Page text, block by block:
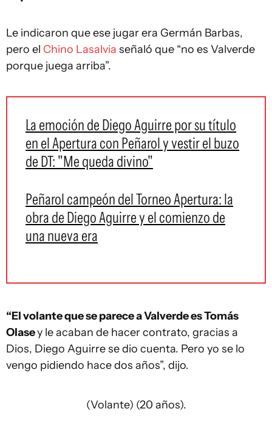
Le indicaron que ese jugar era Germán Barbas,
pero el Chino Lasalvia señaló que “no es Valverde
porque juega arriba”.
La emoción de Diego Aguirre por su título
en el Apertura con Peñarol y vestir el buzo
de DT: "Me queda divino"
Peñarol campeón del Torneo Apertura: la
obra de Diego Aguirre y el comienzo de
una nueva era
“El volante que se parece a Valverde es Tomás
Olasey le acaban de hacer contrato, gracias a
Dios, Diego Aguirre se dio cuenta. Pero yo se lo
vengo pidiendo hace dos años”, dijo.
(Volante) (20 años).